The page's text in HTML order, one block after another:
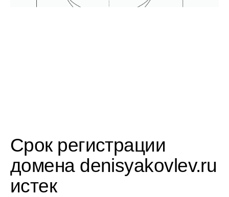
Срок регистрации
домена denisyakovlev.ru
истек